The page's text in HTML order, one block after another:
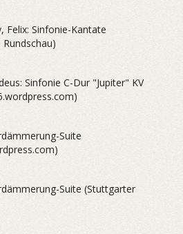
Felix: Sinfonie-Kantate
Sinfonie C-Dur "Jupiter" KV
Suite
Suite (Stuttgarter